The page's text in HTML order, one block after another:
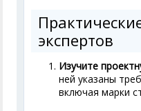
экспертов
Изучите
ней указаны
включая марки